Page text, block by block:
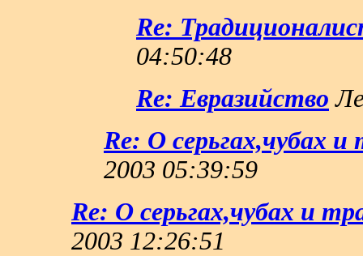
Re:
04:50:48
Re: Евразийство
Re: О серьгах,чубах
2003 05:39:59
Re: О серьгах,чубах и
2003 12:26:51